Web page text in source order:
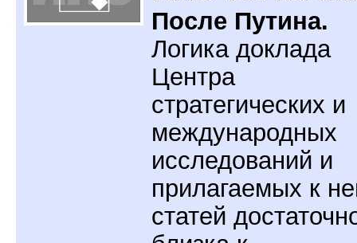
После Путина.
Логика доклада
Центра
стратегических и
международных
исследований и
прилагаемых к
статей